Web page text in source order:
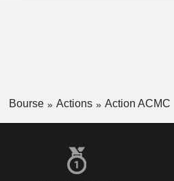
Bourse Actions Action ACMC